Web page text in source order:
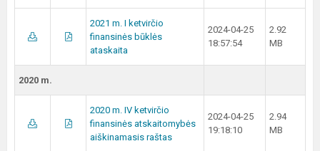
2021 m. I ketvirčio
finansinės būklės
ataskaita
2024-04-25
18:57:54
2.92
MB
2020 m.
2020 m. IV ketvirčio
finansinės atskaitomybės
aiškinamasis raštas
2024-04-25
19:18:10
2.94
MB